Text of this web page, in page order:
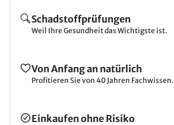
Schadstoffprüfungen
Weil Ihre Gesundheit das Wichtigste ist.
Von Anfang an natürlich
Profitieren Sie von 40 Jahren Fachwissen.
Einkaufen ohne Risiko